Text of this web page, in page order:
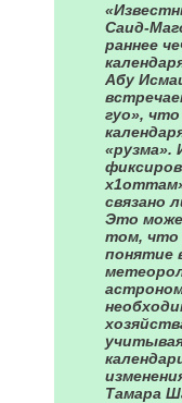
Саид-
раннее
Абу
гуо»,
«рузма».
связано
Это
том, что
понятие
Тамара